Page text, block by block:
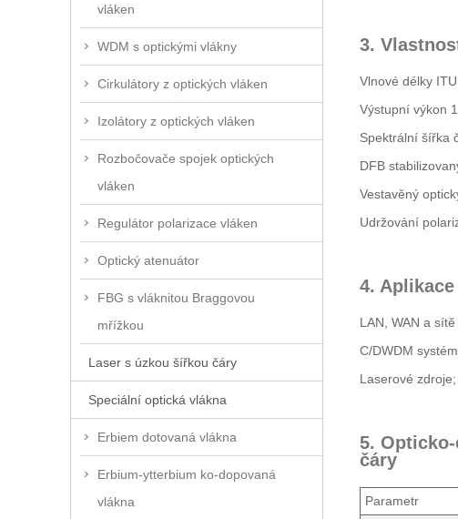
vláken
WDM s optickými vlákny
Cirkulátory z optických vláken
Izolátory z optických vláken
Rozbočovače spojek optických
vláken
Regulátor polarizace vláken
Optický atenuátor
FBG s vláknitou Braggovou
mřížkou
Laser s úzkou šířkou čáry
Speciální optická vlákna
Erbiem dotovaná vlákna
Erbium-ytterbium ko-dopovaná
vlákna
3.
Vlnové délky
Výstupní výkon
Spektrální šířka
DFB
Vestavěný
Udržování
4.
LAN, WAN a
C/DWDM
Laserové zdroje;
5.
čáry
Parametr